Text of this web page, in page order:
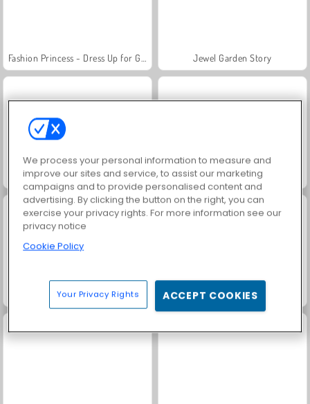
Jewel Garden Story
Farm Merge Valley Masha and the Bear: Meadows
Royal Story Scala 40
We process your personal information to measure and
improve our sites and service, to assist our marketing
campaigns and to provide personalised content and
advertising. By clicking the button on the right, you can
exercise your privacy rights. For more information see our
privacy notice
Cookie Policy
Your Privacy Rights ACCEPT COOKIES